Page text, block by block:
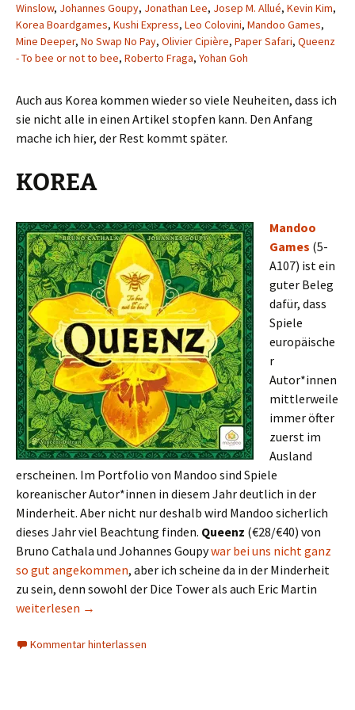
Winslow, Johannes Goupy, Jonathan Lee, Josep M. Allué, Kevin Kim,
Korea Boardgames, Kushi Express, Leo Colovini, Mandoo Games,
Mine Deeper, No Swap No Pay, Olivier Cipière, Paper Safari, Queenz
- To bee or not to bee, Roberto Fraga, Yohan Goh
Auch aus Korea kommen wieder so viele Neuheiten, dass ich
sie nicht alle in einen Artikel stopfen kann. Den Anfang
mache ich hier, der Rest kommt später.
KOREA
Mandoo
Games (5-
A107) ist ein
guter Beleg
dafür, dass
Spiele
europäische
r
Autor*innen
mittlerweile
immer öfter
zuerst im
Ausland
erscheinen. Im Portfolio von Mandoo sind Spiele
koreanischer Autor*innen in diesem Jahr deutlich in der
Minderheit. Aber nicht nur deshalb wird Mandoo sicherlich
dieses Jahr viel Beachtung finden. Queenz (€28/€40) von
Bruno Cathala und Johannes Goupywar bei uns nicht ganz
so gut angekommen, aber ich scheine da in der Minderheit
zu sein, denn sowohl der Dice Tower als auch Eric Martin
Messevorschau 2019: Korea (Teil 1) – Mandoo, KBG
weiterlesen →
Kommentar hinterlassen